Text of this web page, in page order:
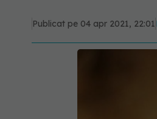
Publicat pe 04 apr 2021, 22:01